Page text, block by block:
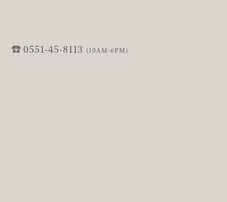
0551-45-8113 (10AM-6PM)